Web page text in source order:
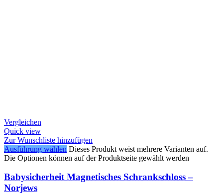
Vergleichen
Quick view
Zur Wunschliste hinzufügen
Ausführung wählen Dieses Produkt weist mehrere Varianten auf.
Die Optionen können auf der Produktseite gewählt werden
Babysicherheit Magnetisches Schrankschloss –
Norjews